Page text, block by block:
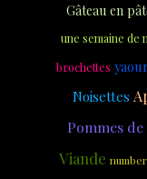
Gâteau en
une semaine de
brochettes
Noisettes
Pommes
Viande